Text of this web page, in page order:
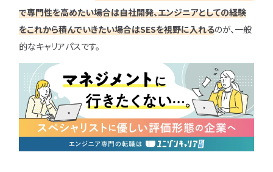
で専門性を高めたい場合は自社開発、エンジニアとしての経験
をこれから積んでいきたい場合はSESを視野に入れるのが、一般
的なキャリアパスです。